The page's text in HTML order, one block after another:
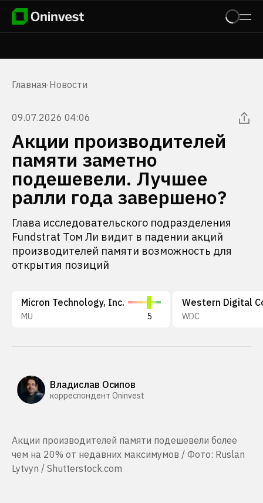
Главная·Новости
09.07.2026 04:06
Акции производителей
памяти заметно
подешевели. Лучшее
ралли года завершено?
Глава исследовательского подразделения
Fundstrat Том Ли видит в падении акций
производителей памяти возможность для
открытия позиций
Micron Technology, Inc.
MU 5 WDC
Владислав Осипов
корреспондент Oninvest
Акции производителей памяти подешевели более
чем на 20% от недавних максимумов / Фото: Ruslan
Lytvyn / Shutterstock.com